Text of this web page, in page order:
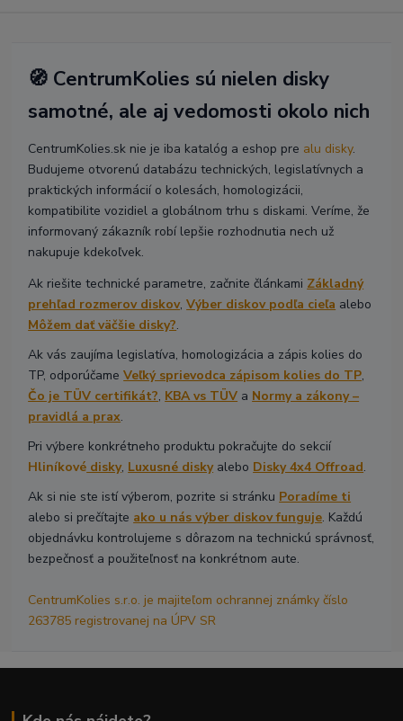
🧭 CentrumKolies sú nielen disky
samotné, ale aj vedomosti okolo nich
CentrumKolies.sk nie je iba katalóg a eshop pre alu disky.
Budujeme otvorenú databázu technických, legislatívnych a
praktických informácií o kolesách, homologizácii,
kompatibilite vozidiel a globálnom trhu s diskami. Veríme, že
informovaný zákazník robí lepšie rozhodnutia nech už
nakupuje kdekoľvek.
Ak riešite technické parametre, začnite článkami Základný
prehľad rozmerov diskov,Výber diskov podľa cieľa alebo
Môžem dať väčšie disky?.
Ak vás zaujíma legislatíva, homologizácia a zápis kolies do
TP, odporúčameVeľký sprievodca zápisom kolies do TP,
Čo je TÜV certifikát?, KBA vs TÜV a Normy a zákony –
pravidlá a prax.
Pri výbere konkrétneho produktu pokračujte do sekcií
Hliníkové disky, Luxusné diskyalebo Disky 4x4 Offroad.
Ak si nie ste istí výberom, pozrite si stránku Poradíme ti
alebo si prečítajte ako u nás výber diskov funguje. Každú
objednávku kontrolujeme s dôrazom na technickú správnosť,
bezpečnosť a použiteľnosť na konkrétnom aute.
CentrumKolies s.r.o. je majiteľom ochrannej známky číslo
263785 registrovanej na ÚPV SR